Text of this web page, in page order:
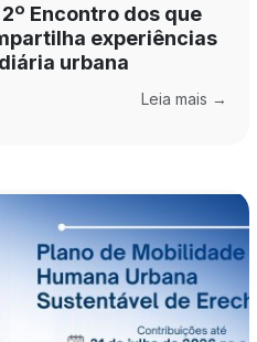
Encontro dos que
experiências
urbana
Leia mais →